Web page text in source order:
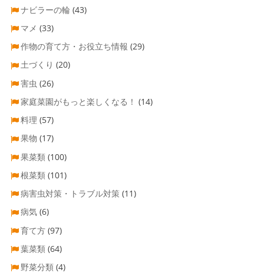
ナビラーの輪 (43)
マメ (33)
作物の育て方・お役立ち情報 (29)
土づくり (20)
害虫 (26)
家庭菜園がもっと楽しくなる！ (14)
料理 (57)
果物 (17)
果菜類 (100)
根菜類 (101)
病害虫対策・トラブル対策 (11)
病気 (6)
育て方 (97)
葉菜類 (64)
野菜分類 (4)